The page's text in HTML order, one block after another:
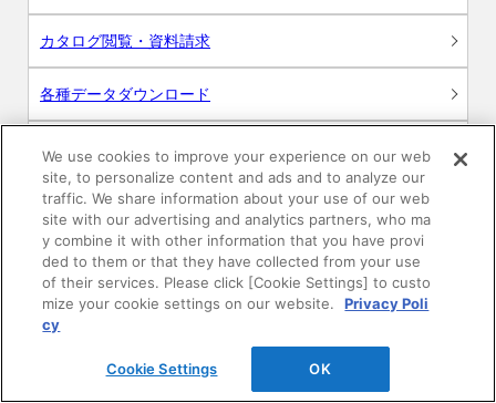
カタログ閲覧・資料請求
各種データダウンロード
WEB見積・各種シミュレーション
交換用部品の購入
修理・点検
お問い合わせ
We use cookies to improve your experience on our web
site, to personalize content and ads and to analyze our
traffic. We share information about your use of our web
site with our advertising and analytics partners, who ma
y combine it with other information that you have provi
ded to them or that they have collected from your use
of their services. Please click [Cookie Settings] to custo
mize your cookie settings on our website.
Privacy Poli
cy
Cookie Settings OK